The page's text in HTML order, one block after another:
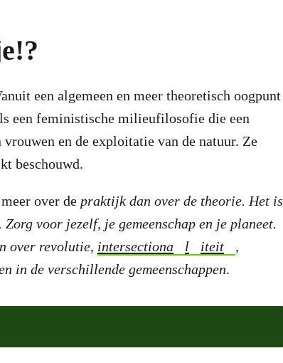
een algemeen en meer theoretisch oogpunt
een feministische milieufilosofie die een
en de exploitatie van de natuur. Ze
beschouwd.
over de praktijk dan over de theorie. Het is
voor jezelf, je gemeenschap en je planeet.
over revolutie, intersectiona l iteit
,
in de verschillende gemeenschappen.